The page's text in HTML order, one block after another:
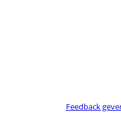
Feedback